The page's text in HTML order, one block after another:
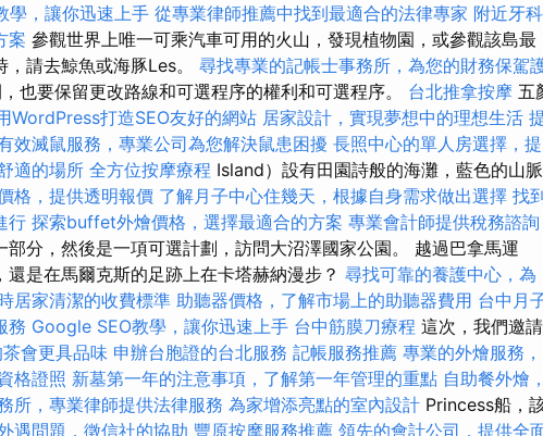
學，讓你迅速上手 從專業律師推薦中找到最適合的法律專家 附近牙科
案 參觀世界上唯一可乘汽車可用的火山，發現植物園，或參觀該島最
請去鯨魚或海豚Les。 尋找專業的記帳士事務所，為您的財務保駕
也要保留更改路線和可選程序的權利和可選程序。 台北推拿按摩 五
WordPress打造SEO友好的網站 居家設計，實現夢想中的理想生活
效滅鼠服務，專業公司為您解決鼠患困擾 長照中心的單人房選擇，提
適的場所 全方位按摩療程 Island）設有田園詩般的海灘，藍色的山脈
格，提供透明報價 了解月子中心住幾天，根據自身需求做出選擇 找
行 探索buffet外燴價格，選擇最適合的方案 專業會計師提供稅務諮詢
分，然後是一項可選計劃，訪問大沼澤國家公園。 越過巴拿馬運
是在馬爾克斯的足跡上在卡塔赫納漫步？ 尋找可靠的養護中心，為
居家清潔的收費標準 助聽器價格，了解市場上的助聽器費用 台中月
務 Google SEO教學，讓你迅速上手 台中筋膜刀療程 這次，我們邀請
會更具品味 申辦台胞證的台北服務 記帳服務推薦 專業的外燴服務，
格證照 新墓第一年的注意事項，了解第一年管理的重點 自助餐外燴，
所，專業律師提供法律服務 為家增添亮點的室內設計 Princess船，
遇問題，徵信社的協助 豐原按摩服務推薦 領先的會計公司，提供全